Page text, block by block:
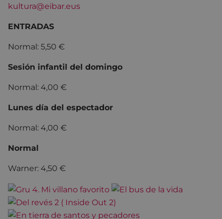
kultura@eibar.eus
ENTRADAS
Normal: 5,50 €
Sesión infantil del domingo
Normal: 4,00 €
Lunes día del espectador
Normal: 4,00 €
Normal
Warner: 4,50 €